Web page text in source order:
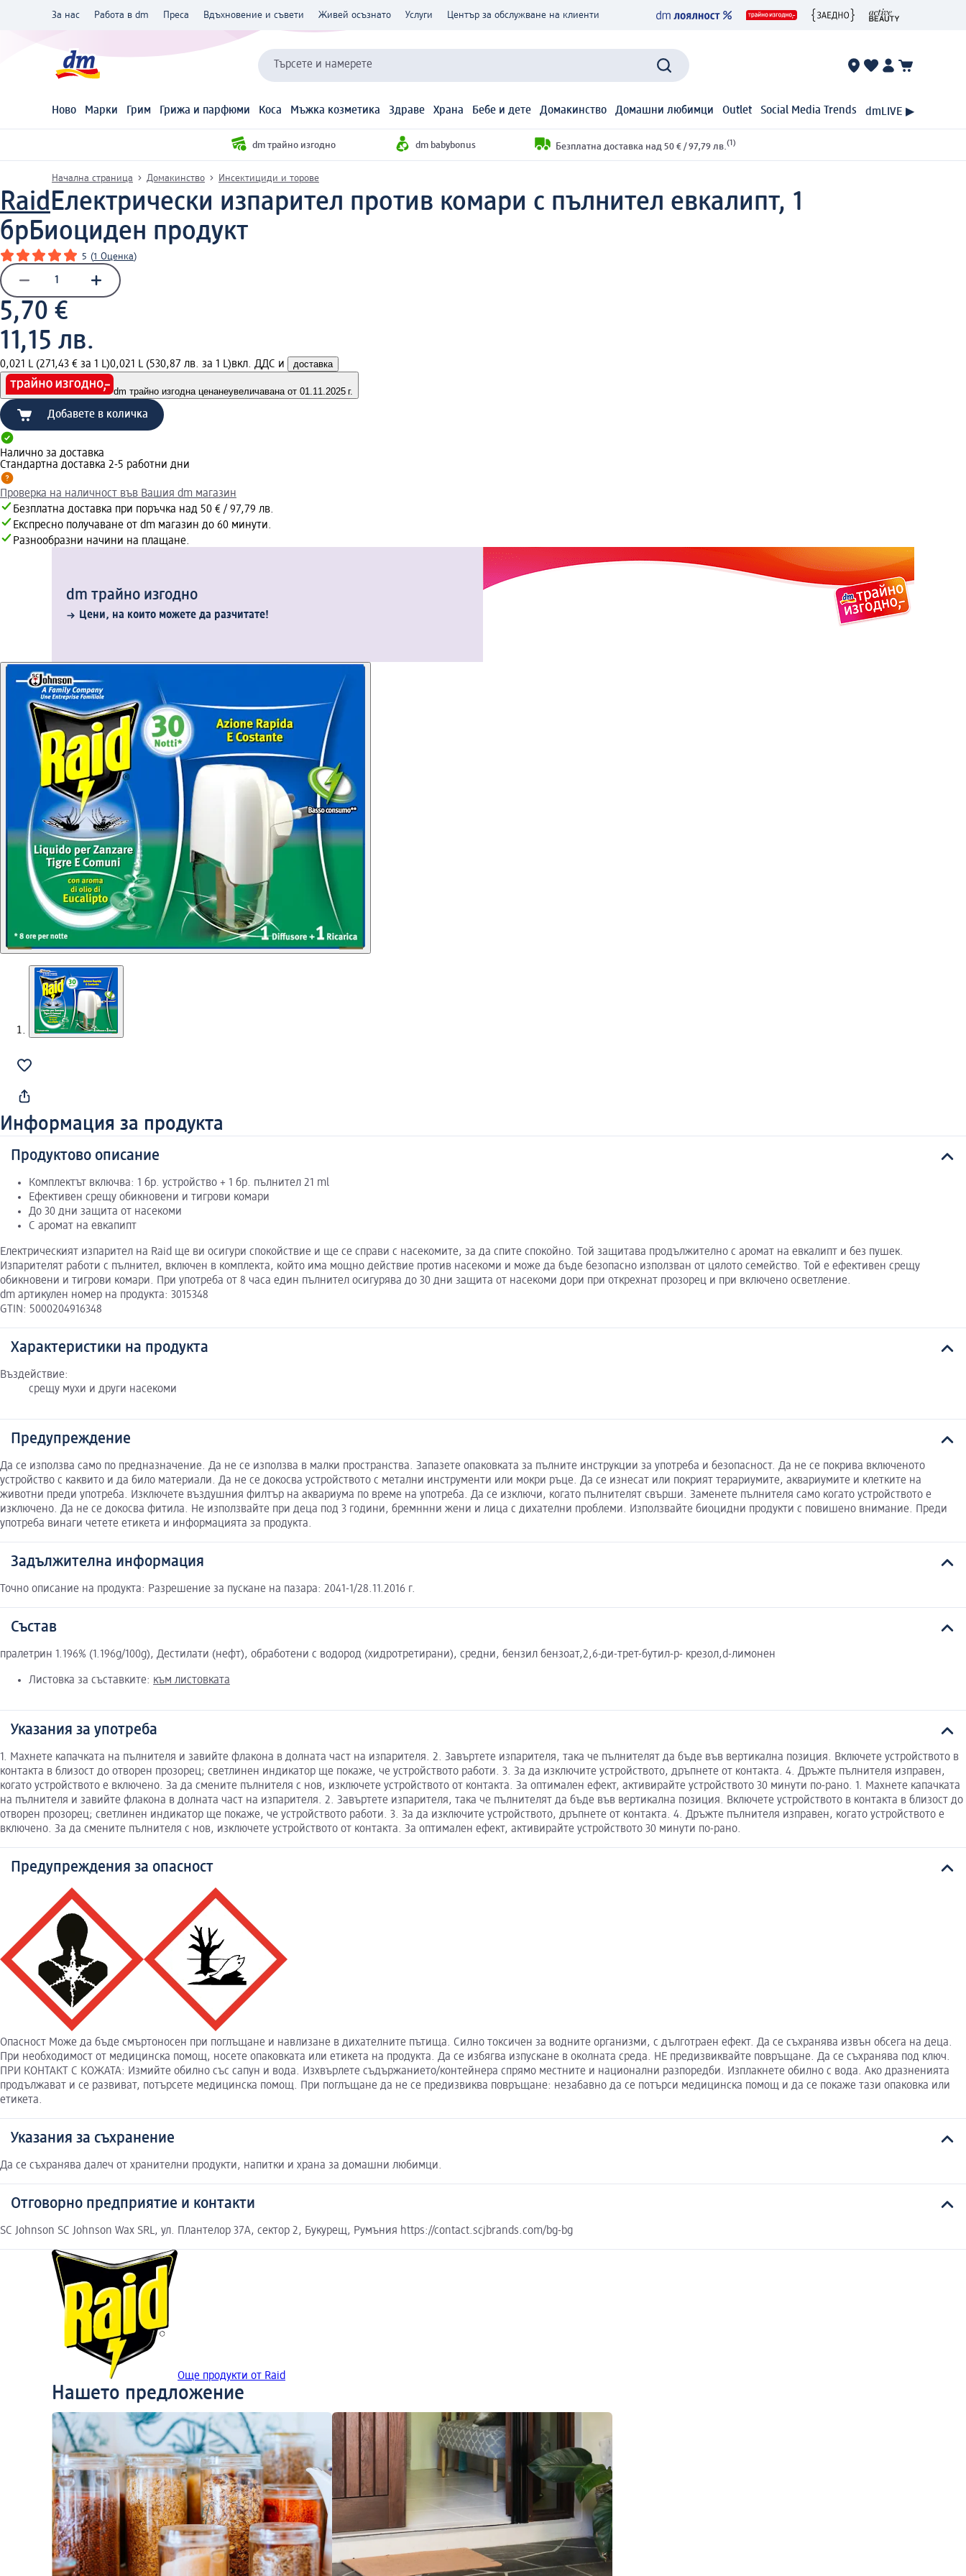
За нас Работа в dm Преса Вдъхновение и съвети Живей осъзнато Услуги Център за обслужване на клиенти
Търсете и намерете
Ново Марки Грим Грижа и парфюми Коса Мъжка козметика Здраве Храна Бебе и дете Домакинство Домашни любимци Outlet Social Media Trends dmLIVE ▶
dm трайно изгодно dm babybonus Безплатна доставка над 50 € / 97,79 лв. (1)
Начална страница Домакинство Инсектициди и торове
RaidЕлектрически изпарител против комари с пълнител евкалипт, 1
брБиоциден продукт
5 (1 Оценка)
5,70 €
11,15 лв.
0,021 L (271,43 € за 1 L)0,021 L (530,87 лв. за 1 L)вкл. ДДС и доставка
dm трайно изгодна ценанеувеличавана от 01.11.2025 г.
Добавете в количка
Налично за доставка
Стандартна доставка 2-5 работни дни
Проверка на наличност във Вашия dm магазин
Безплатна доставка при поръчка над 50 € / 97,79 лв.
Експресно получаване от dm магазин до 60 минути.
Разнообразни начини на плащане.
dm трайно изгодно
Цени, на които можете да разчитате!
Информация за продукта
Продуктово описание
Комплектът включва: 1 бр. устройство + 1 бр. пълнител 21 ml
Ефективен срещу обикновени и тигрови комари
До 30 дни защита от насекоми
С аромат на евкапипт
Електрическият изпарител на Raid ще ви осигури спокойствие и ще се справи с насекомите, за да спите спокойно. Той защитава продължително с аромат на евкалипт и без пушек.
Изпарителят работи с пълнител, включен в комплекта, който има мощно действие против насекоми и може да бъде безопасно използван от цялото семейство. Той е ефективен срещу
обикновени и тигрови комари. При употреба от 8 часа един пълнител осигурява до 30 дни защита от насекоми дори при открехнат прозорец и при включено осветление.
dm артикулен номер на продукта: 3015348
GTIN: 5000204916348
Характеристики на продукта
Въздействие:
срещу мухи и други насекоми
Предупреждение
Да се използва само по предназначение. Да не се използва в малки пространства. Запазете опаковката за пълните инструкции за употреба и безопасност. Да не се покрива включеното
устройство с каквито и да било материали. Да не се докосва устройството с метални инструменти или мокри ръце. Да се изнесат или покрият терариумите, аквариумите и клетките на
животни преди употреба. Изключете въздушния филтър на аквариума по време на употреба. Да се изключи, когато пълнителят свърши. Заменете пълнителя само когато устройството е
изключено. Да не се докосва фитила. Не използвайте при деца под 3 години, бремннни жени и лица с дихателни проблеми. Използвайте биоцидни продукти с повишено внимание. Преди
употреба винаги четете етикета и информацията за продукта.
Задължителна информация
Точно описание на продукта: Разрешение за пускане на пазара: 2041-1/28.11.2016 г.
Състав
пралетрин 1.196% (1.196g/100g), Дестилати (нефт), обработени с водород (хидротретирани), средни, бензил бензоат,2,6-ди-трет-бутил-р- крезол,d-лимонен
Листовка за съставките: към листовката
Указания за употреба
1. Махнете капачката на пълнителя и завийте флакона в долната част на изпарителя. 2. Завъртете изпарителя, така че пълнителят да бъде във вертикална позиция. Включете устройството в
контакта в близост до отворен прозорец; светлинен индикатор ще покаже, че устройството работи. 3. За да изключите устройството, дръпнете от контакта. 4. Дръжте пълнителя изправен,
когато устройството е включено. За да смените пълнителя с нов, изключете устройството от контакта. За оптимален ефект, активирайте устройството 30 минути по-рано. 1. Махнете капачката
на пълнителя и завийте флакона в долната част на изпарителя. 2. Завъртете изпарителя, така че пълнителят да бъде във вертикална позиция. Включете устройството в контакта в близост до
отворен прозорец; светлинен индикатор ще покаже, че устройството работи. 3. За да изключите устройството, дръпнете от контакта. 4. Дръжте пълнителя изправен, когато устройството е
включено. За да смените пълнителя с нов, изключете устройството от контакта. За оптимален ефект, активирайте устройството 30 минути по-рано.
Предупреждения за опасност
Опасност Може да бъде смъртоносен при поглъщане и навлизане в дихателните пътища. Силно токсичен за водните организми, с дълготраен ефект. Да се съхранява извън обсега на деца.
При необходимост от медицинска помощ, носете опаковката или етикета на продукта. Да се избягва изпускане в околната среда. НЕ предизвиквайте повръщане. Да се съхранява под ключ.
ПРИ КОНТАКТ С КОЖАТА: Измийте обилно със сапун и вода. Изхвърлете съдържанието/контейнера спрямо местните и национални разпоредби. Изплакнете обилно с вода. Ако дразненията
продължават и се развиват, потърсете медицинска помощ. При поглъщане да не се предизвиква повръщане: незабавно да се потърси медицинска помощ и да се покаже тази опаковка или
етикета.
Указания за съхранение
Да се съхранява далеч от хранителни продукти, напитки и храна за домашни любимци.
Отговорно предприятие и контакти
SC Johnson SC Johnson Wax SRL, ул. Плантелор 37A, сектор 2, Букурещ, Румъния https://contact.scjbrands.com/bg-bg
Още продукти от Raid
Нашето предложение